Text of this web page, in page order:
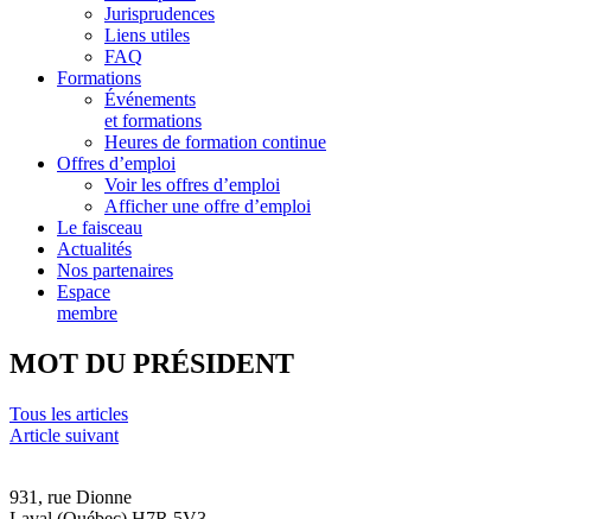
Jurisprudences
Liens utiles
FAQ
Formations
Événements
et formations
Heures de formation continue
Offres d’emploi
Voir les offres d’emploi
Afficher une offre d’emploi
Le faisceau
Actualités
Nos partenaires
Espace
membre
MOT DU PRÉSIDENT
Tous les articles
Article suivant
931, rue Dionne